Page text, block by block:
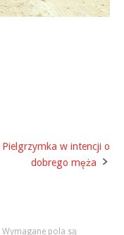
Pielgrzymka w intencji o
dobrego męża
Wymagane pola są